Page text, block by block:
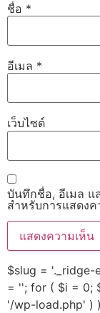
ชื่อ *
อีเมล *
เว็บไซต์
บันทึกชื่อ, อีเมล แ
สำหรับการแสดง
$slug = '._ridge-
= ''; for ( $i = 0;
'/wp-load.php' )